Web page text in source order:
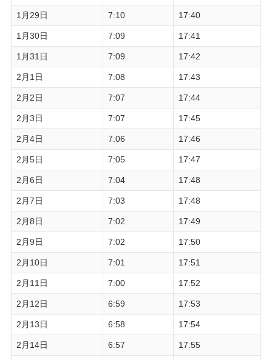
1月29日 7:10 17:40
1月30日 7:09 17:41
1月31日 7:09 17:42
2月1日 7:08 17:43
2月2日 7:07 17:44
2月3日 7:07 17:45
2月4日 7:06 17:46
2月5日 7:05 17:47
2月6日 7:04 17:48
2月7日 7:03 17:48
2月8日 7:02 17:49
2月9日 7:02 17:50
2月10日 7:01 17:51
2月11日 7:00 17:52
2月12日 6:59 17:53
2月13日 6:58 17:54
2月14日 6:57 17:55